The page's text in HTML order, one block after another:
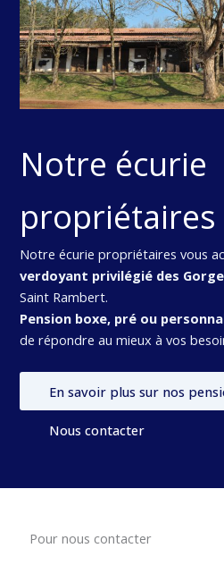
Notre écurie
propriétaires
Notre écurie propriétaires vous
verdoyant privilégié des
Saint Rambert.
Pension boxe, pré ou
de répondre au mieux à vos
En savoir plus sur nos
Nous contacter
Pour nous contacter